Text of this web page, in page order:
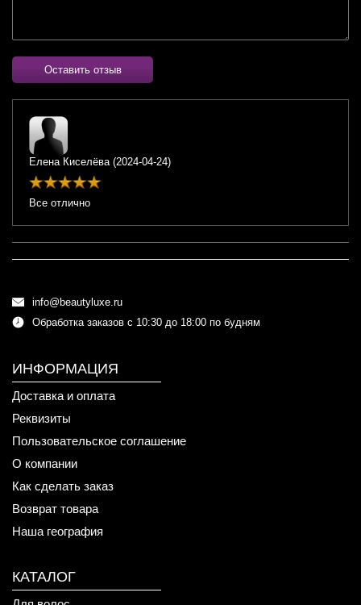
Оставить отзыв
Елена Киселёва (2024-04-24)
Все отлично
info@beautyluxe.ru
Обработка заказов с 10:30 до 18:00 по будням
ИНФОРМАЦИЯ
Доставка и оплата
Реквизиты
Пользовательское соглашение
О компании
Как сделать заказ
Возврат товара
Наша география
КАТАЛОГ